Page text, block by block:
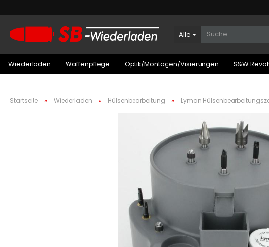
Alle
Wiederladen Waffenpflege Optik/Montagen/Visierungen S&W
Startseite » Wiederladen » Hülsenbearbeitung » Lyman